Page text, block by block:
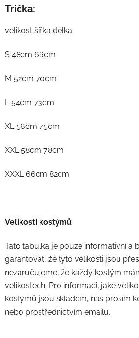
Trička:
velikost šířka délka
S 48cm 66cm
M 52cm 70cm
L 54cm 73cm
XL 56cm 75cm
XXL 58cm 78cm
XXXL 66cm 82cm
Velikosti kostýmů
Tato tabulka je pouze informativní a
garantovat, že tyto velikosti jsou
nezaručujeme, že každý kostým
velikostech. Pro informaci, jaké
kostýmů jsou skladem, nás prosím
nebo prostřednictvím emailu.